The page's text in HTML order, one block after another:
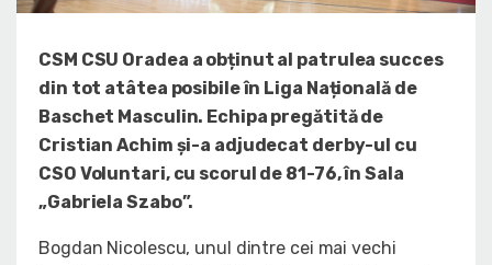
CSM CSU Oradea a obținut al patrulea succes
din tot atâtea posibile în Liga Națională de
Baschet Masculin. Echipa pregătită de
Cristian Achim și-a adjudecat derby-ul cu
CSO Voluntari, cu scorul de 81-76, în Sala
„Gabriela Szabo”.
Bogdan Nicolescu, unul dintre cei mai vechi